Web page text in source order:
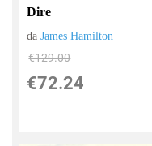
Dire
daJames Hamilton
€129.00
€72.24